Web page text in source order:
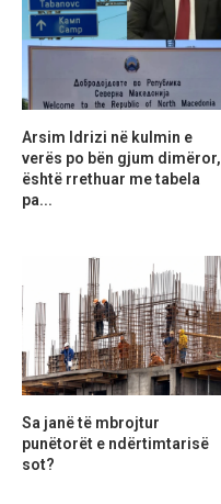
Arsim Idrizi në kulmin e
verës po bën gjum dimëror,
është rrethuar me tabela
pa...
Sa janë të mbrojtur
punëtorët e ndërtimtarisë
sot?